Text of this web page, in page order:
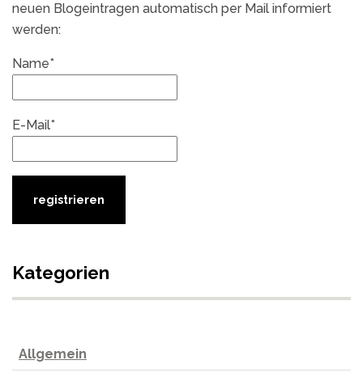
neuen Blogeintragen automatisch per Mail informiert
werden:
Name*
E-Mail*
Kategorien
Allgemein